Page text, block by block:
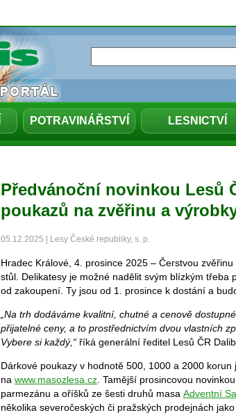
POTRAVINÁŘSTVÍ LESNICTVÍ
Předvánoční novinkou Lesů
poukazů na zvěřinu a
05.12.2025 | Lesy České republiky, s. p.
Hradec Králové, 4. prosince 2025 – Čerstvou
stůl. Delikatesy je možné nadělit svým blízkým
od zakoupení. Ty jsou od 1. prosince k dostání a
„Na trh dodáváme kvalitní, chutné a cenově
přijatelné ceny, a to prostřednictvím dvou vlastních
Vybere si každý,“ říká generální ředitel Lesů ČR
Dárkové poukazy v hodnotě 500, 1000 a 2000
na www.masozlesa.cz . Tamější prosincovou
parmezánu a oříšků ze šesti druhů masa Adventní
několika severočeských či pražských prodejnách